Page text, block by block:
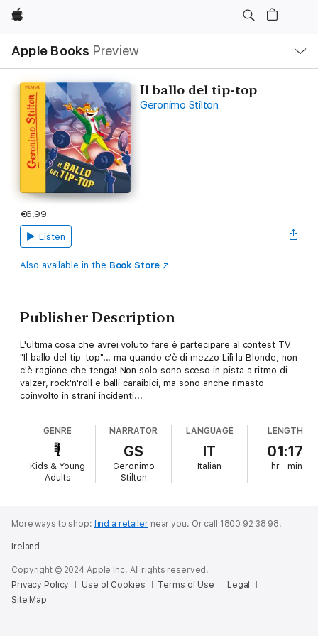
Apple
Apple Books Preview
Nav
Open
Menu
Il ballo del tip-top
Geronimo Stilton
€6.99
Listen
Also available in the Book Store
Publisher Description
L'ultima cosa che avrei voluto fare è partecipare al contest TV
"Il ballo del tip-top"... ma quando c'è di mezzo Lilì la Blonde, non
c'è ragione che tenga! Non solo sono sceso in pista a ritmo di
valzer, rock'n'roll e balli caraibici, ma sono anche rimasto
coinvolto in strani incidenti...
GENRE
Kids & Young
Adults
NARRATOR
GS
Geronimo
Stilton
LANGUAGE
IT
Italian
LENGTH
01:17
hr min
More ways to shop:find a retailernear you. Or call 1800 92 38 98.
Ireland
Copyright © 2024 Apple Inc. All rights reserved.
Privacy Policy
Use of Cookies Terms of Use
Legal
Site Map